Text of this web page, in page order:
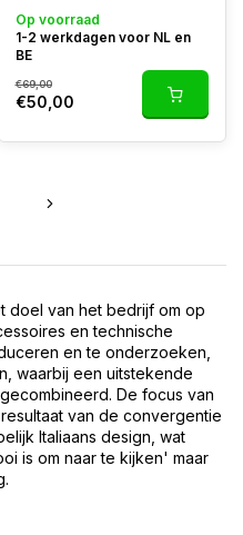
Op voorraad
1-2 werkdagen voor NL en
BE
€69,00
€50,00
doel van het bedrijf om op
en technische
en te onderzoeken,
waarbij een uitstekende
De focus van
van de convergentie
Italiaans design, wat
is om naar te kijken' maar